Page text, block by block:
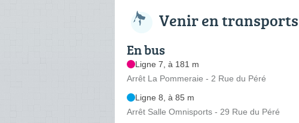
Venir en
En bus
Ligne 7, à 181 m
Arrêt La Pommeraie - 2 Rue du Péré
Ligne 8, à 85 m
Arrêt Salle Omnisports - 29 Rue du Péré